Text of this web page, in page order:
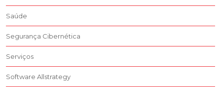
Saúde
Segurança Cibernética
Serviços
Software Allstrategy